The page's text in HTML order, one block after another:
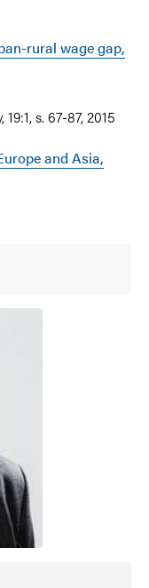
rural wage gap,
s. 67-87, 2015
and Asia,